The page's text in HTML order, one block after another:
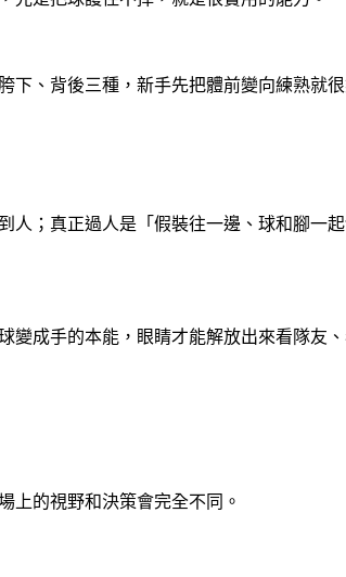
、背後三種，新手先把體前變向練熟就很
；真正過人是「假裝往一邊、球和腳一
成手的本能，眼睛才能解放出來看隊友、
上的視野和決策會完全不同。